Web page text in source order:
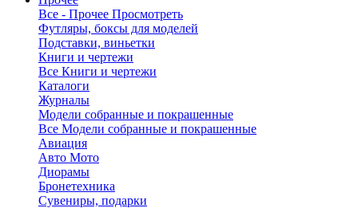
Все - Прочее Просмотреть
Футляры, боксы для моделей
Подставки, виньетки
Книги и чертежи
Все Книги и чертежи
Каталоги
Журналы
Модели собранные и покрашенные
Все Модели собранные и покрашенные
Авиация
Авто Мото
Диорамы
Бронетехника
Сувениры, подарки